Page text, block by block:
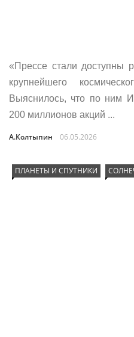
«Прессе стали доступны
крупнейшего
Выяснилось, что по ним
200 миллионов акций ...
А.Колтыпин 06.05.2026
ПЛАНЕТЫ И СПУТНИКИ